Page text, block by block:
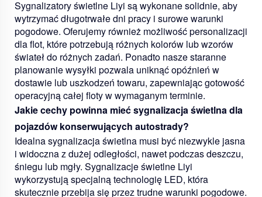
Sygnalizatory świetlne Liyi są wykonane solidnie, aby
wytrzymać długotrwałe dni pracy i surowe warunki
pogodowe. Oferujemy również możliwość personalizacji
dla flot, które potrzebują różnych kolorów lub wzorów
świateł do różnych zadań. Ponadto nasze staranne
planowanie wysyłki pozwala uniknąć opóźnień w
dostawie lub uszkodzeń towaru, zapewniając gotowość
operacyjną całej floty w wymaganym terminie.
Jakie cechy powinna mieć sygnalizacja świetlna dla
pojazdów konserwujących autostrady?
Idealna sygnalizacja świetlna musi być niezwykle jasna
i widoczna z dużej odległości, nawet podczas deszczu,
śniegu lub mgły. Sygnalizacje świetlne Liyi
wykorzystują specjalną technologię LED, która
skutecznie przebija się przez trudne warunki pogodowe.